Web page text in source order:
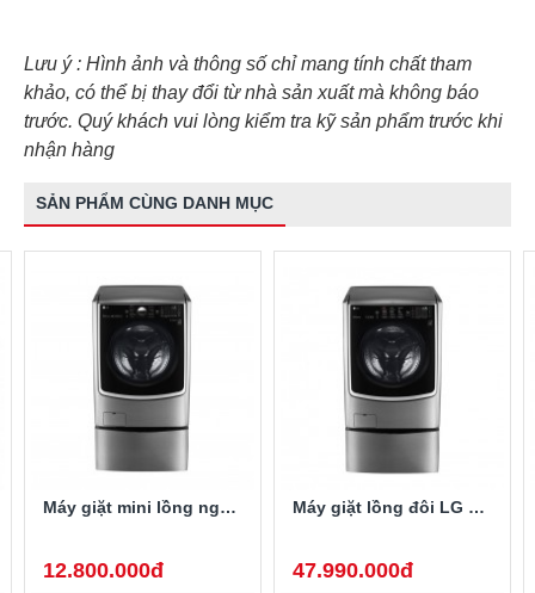
Lưu ý : Hình ảnh và thông số chỉ mang tính chất tham
khảo, có thể bị thay đổi từ nhà sản xuất mà không báo
trước. Quý khách vui lòng kiểm tra kỹ sản phẩm trước khi
nhận hàng
SẢN PHẨM CÙNG DANH MỤC
Máy giặt mini lồng ngang Twinwash LG T2735NWLV 3.5Kg
12.800.000đ
Máy giặt lồng đôi LG TWINWash F2721HTTV/T2735NWLV
47.990.000đ